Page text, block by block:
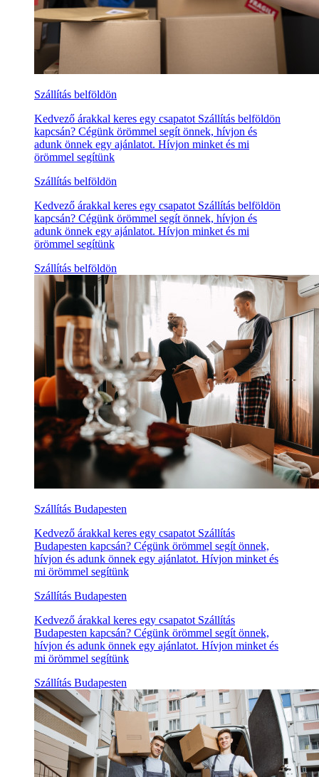
Szállítás belföldön
Kedvező árakkal keres egy csapatot Szállítás belföldön
kapcsán? Cégünk örömmel segít önnek, hívjon és
adunk önnek egy ajánlatot. Hívjon minket és mi
örömmel segítünk
Szállítás belföldön
Kedvező árakkal keres egy csapatot Szállítás belföldön
kapcsán? Cégünk örömmel segít önnek, hívjon és
adunk önnek egy ajánlatot. Hívjon minket és mi
örömmel segítünk
Szállítás belföldön
Szállítás Budapesten
Kedvező árakkal keres egy csapatot Szállítás
Budapesten kapcsán? Cégünk örömmel segít önnek,
hívjon és adunk önnek egy ajánlatot. Hívjon minket és
mi örömmel segítünk
Szállítás Budapesten
Kedvező árakkal keres egy csapatot Szállítás
Budapesten kapcsán? Cégünk örömmel segít önnek,
hívjon és adunk önnek egy ajánlatot. Hívjon minket és
mi örömmel segítünk
Szállítás Budapesten